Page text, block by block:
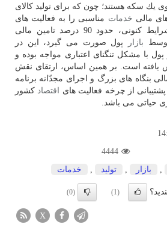
یك سكه هستند؛ چون كه برای تولید كالای
مالی خدمات مناسبی را به فعالیت های
مولد عرضه كنند. در شرایط كنونی، حدود 90 درصد تامین مالی
بازار
پول صورت می گیرد، این در
پول با مشكل تنگنای اعتباری مواجه بوده و
یافته است. بر همین اساس، ارتقای نقش
بنگاه های بزرگ و اجرای مجدّانه برنامه
از چرخه فعالیت های
اقتصاد كشور
حیاتی می باشد.
4444
, بازار , تولید , خدمات
(1)
(0)
X